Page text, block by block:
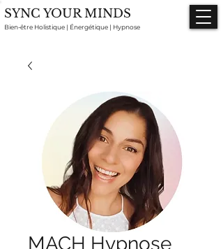
Bien-être Holistique | Énergétique | Hypnose
SYNC YOUR MINDS
MACH Hypnose